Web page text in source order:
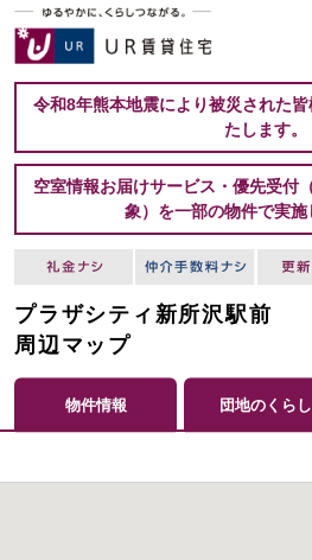
令和8年熊本地震により被災された
たします。
空室情報お届けサービス・優先受付
象）を一部の物件で実施
プラザシティ新所沢駅前
周辺マップ
物件情報 団地のくらし